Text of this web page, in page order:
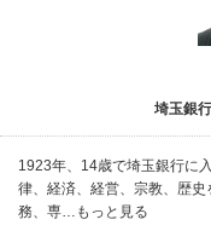
埼玉銀
1923年、14歳で埼玉銀行に
律、経済、経営、宗教、歴
務、専…もっと見る